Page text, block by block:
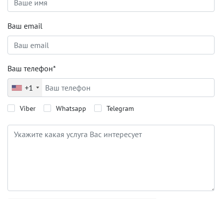
Ваш email
Ваш телефон*
+1
Viber Whatsapp Telegram